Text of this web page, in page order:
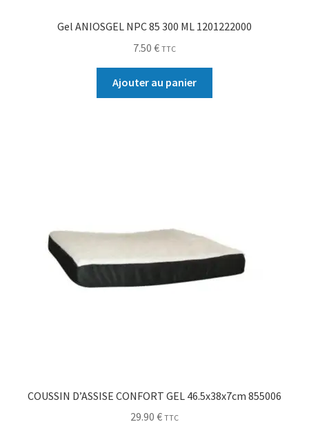
Gel ANIOSGEL NPC 85 300 ML 1201222000
7.50 € TTC
Ajouter au panier
COUSSIN D’ASSISE CONFORT GEL 46.5x38x7cm 855006
29.90 € TTC